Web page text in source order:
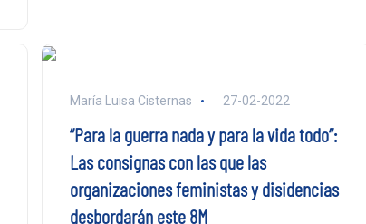
María Luisa Cisternas 27-02-2022
“Para la guerra nada y para la vida todo”:
Las consignas con las que las
organizaciones feministas y disidencias
desbordarán este 8M